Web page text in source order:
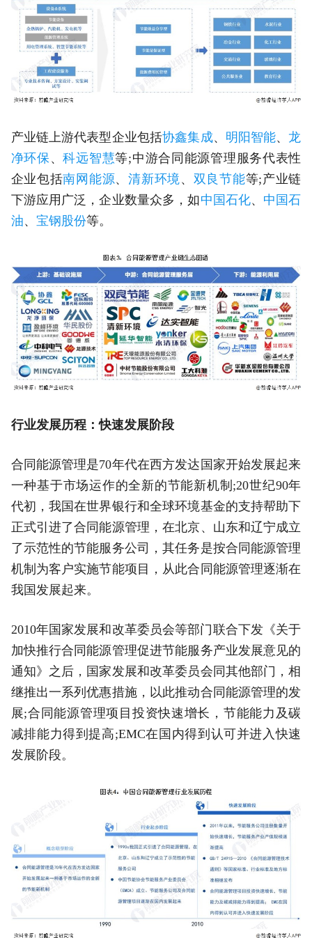
产业链上游代表型企业包括协鑫集成、 明阳智能、 龙
净环保 、科远智慧等;中游合同能源管理服务代表性
企业包括南网能源、清新环境、 双良节能等;产业链
下游应用广泛，企业数量众多，如中国石化、 中国石
油、 宝钢股份等。
行业发展历程：快速发展阶段
合同能源管理是70年代在西方发达国家开始发展起来
一种基于市场运作的全新的节能新机制;20世纪90年
代初，我国在世界银行和全球环境基金的支持帮助下
正式引进了合同能源管理，在北京、山东和辽宁成立
了示范性的节能服务公司，其任务是按合同能源管理
机制为客户实施节能项目，从此合同能源管理逐渐在
我国发展起来。
2010年国家发展和改革委员会等部门联合下发《关于
加快推行合同能源管理促进节能服务产业发展意见的
通知》之后，国家发展和改革委员会同其他部门，相
继推出一系列优惠措施，以此推动合同能源管理的发
展;合同能源管理项目投资快速增长，节能能力及碳
减排能力得到提高;EMC在国内得到认可并进入快速
发展阶段。